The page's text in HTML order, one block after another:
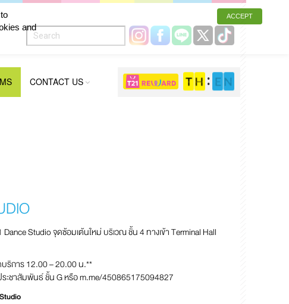
CONTACT US
Studio จุดซ้อมเต้นใหม่ บริเวณ ชั้น 4 ทางเข้า Terminal Hall
บริการ 12.00 – 20.00 น.**
ะชาสัมพันธ์ ชั้น G หรือm.me/450865175094827
and
ACCEPT